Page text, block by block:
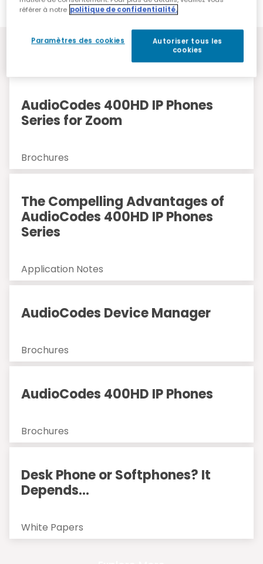
Ressources
AudioCodes 400HD IP Phones
Series for Zoom
Brochures
The Compelling Advantages of
AudioCodes 400HD IP Phones
Series
Application Notes
AudioCodes Device Manager
Brochures
AudioCodes 400HD IP Phones
Brochures
Desk Phone or Softphones? It
Depends...
White Papers
référer à notre politique de confidentialité.
Paramètres des cookies
Autoriser tous les
cookies